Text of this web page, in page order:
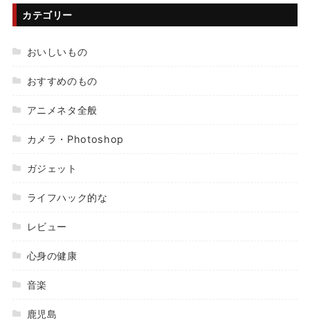
カテゴリー
おいしいもの
おすすめのもの
アニメネタ全般
カメラ・Photoshop
ガジェット
ライフハック的な
レビュー
心身の健康
音楽
鹿児島